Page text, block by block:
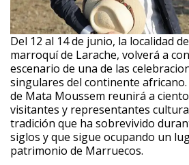
Del 12 al 14 de junio, la localidad
marroquí de Larache, volverá a
escenario de una de las
singulares del continente africano.
de Mata Moussem reunirá a
visitantes y representantes
tradición que ha sobrevivido
siglos y que sigue ocupando un
patrimonio de Marruecos.